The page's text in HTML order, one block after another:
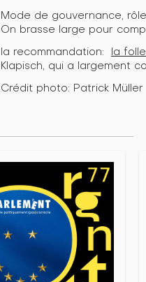
Mode de gouvernance,
On brasse large pour
la recommandation: la
Klapisch, qui a largement
Crédit photo: Patrick Müller